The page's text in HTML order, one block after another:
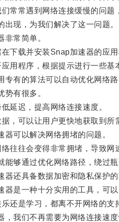
常遇到网络连接缓慢的问题
现，为我们解决了这一问题。
常简单。
载并安装Snap加速器的应用
程序，根据提示进行一些基
的算法可以自动优化网络路
有很多。
迟，提高网络连接速度。
可以让用户更快地获取到所
可以解决网络拥堵的问题。
往会变得非常拥堵，导致网
通过优化网络路径，绕过瓶
具备数据加密和隐私保护的
是一种十分实用的工具，可以
是学习，都离不开网络的支
们不再需要为网络连接速度